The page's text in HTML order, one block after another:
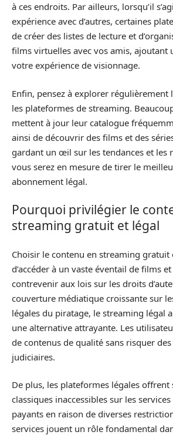
à ces endroits. Par ailleurs, lorsqu’il
expérience avec d’autres, certaines
de créer des listes de lecture et
films virtuelles avec vos amis, ajoutant
votre expérience de visionnage.
Enfin, pensez à explorer régulièrement
les plateformes de streaming.
mettent à jour leur catalogue
ainsi de découvrir des films et des
gardant un œil sur les tendances et les
vous serez en mesure de tirer le
abonnement légal.
Pourquoi privilégier le
streaming gratuit et légal
Choisir le contenu en streaming gratuit
d’accéder à un vaste éventail de films
contrevenir aux lois sur les droits
couverture médiatique croissante sur
légales du piratage, le streaming légal
une alternative attrayante. Les
de contenus de qualité sans risquer
judiciaires.
De plus, les plateformes légales offrent
classiques inaccessibles sur les
payants en raison de diverses
services jouent un rôle fondamental